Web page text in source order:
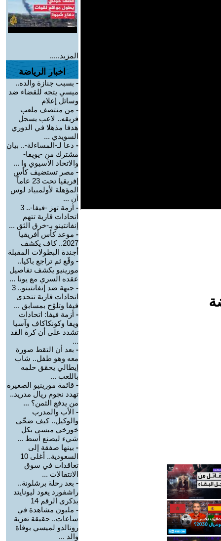
المزيد.....
اخبار الرياضة
- بسبب جنازة والده..
ميسي يتجه للقضاء ضد
وسائل إعلام
- من منتصف ملعب
فريقه.. لاعب يسجل
هدفا مذهلا في الدوري
السويدي ...
- دعا لـ-المساءلة-.. بيان
مشترك من -يويفا-
والاتحاد الآسيوي وا ...
- مصر تستضيف كأس
إفريقيا تحت 23 عاماً
المؤهلة لأولمبياد لوس
أن ...
-
أزمة تهز -فيفا-.. 3
اتحادات قارية تتهم
إنفانتينو بـ-خرق الثق ...
- موعد كأس أفريقيا
2027.. كاف يكشف
أجندة البطولات المقبلة
- وقّع ثم تراجع باكيا..
مورينيو يكشف تفاصيل
عقده السري مع يونا ...
-
جبهة ضد إنفانتينو.. 3
اتحادات قارية تتحدى
فيفا وتلوّح بمسابق ...
- أزمة فيفا: اتحادات
ويفا وكونكاكاف وآسيا
تشدد على أن كرة القد
...
- بعد أن التقط صورة
معه وهو طفل.. شاب
إيطالي يحقق حلمه
باللعب ...
- قائمة مورينيو الصغيرة
تهدد نجوم ريال مدريد..
من يدفع الثمن؟ ...
- الأب والمدرب
والوكيل.. كيف ضحّى
خورخي ميسي بكل
شيء ليصنع أسط ...
- بينها صفقة إلى
السعودية.. أغلى 10
تعاقدات في سوق
الانتقالات ...
- بعد رحلة برشلونة..
راشفورد يعود ليونايتد
بذكرى الرقم 14
- مليون مشاهدة في
ساعات.. حقيقة تعزية
رونالدو لميسي بوفاة
والد ...